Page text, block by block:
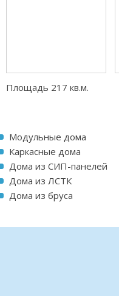
Площадь 217 кв.м.
Модульные дома
Каркасные дома
Дома из СИП-панелей
Дома из ЛСТК
Дома из бруса